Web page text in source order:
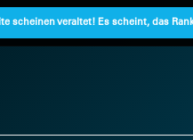
scheinen veraltet! Es scheint, das